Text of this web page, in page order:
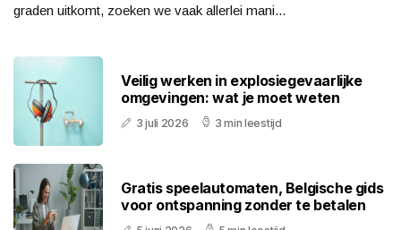
graden uitkomt, zoeken we vaak allerlei mani...
Veilig werken in explosiegevaarlijke
omgevingen: wat je moet weten
3 juli 2026 3 min leestijd
Gratis speelautomaten, Belgische gids
voor ontspanning zonder te betalen